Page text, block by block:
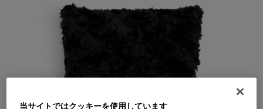
当サイトではクッキーを使用しています